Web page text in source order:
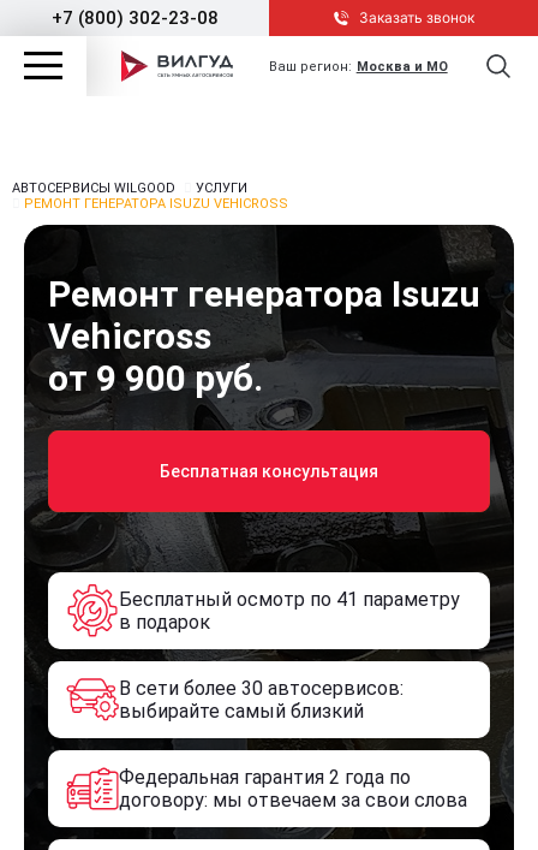
+7 (800) 302-23-08 Заказать звонок
Ваш регион: Москва и МО
АВТОСЕРВИСЫ WILGOOD
УСЛУГИ
РЕМОНТ ГЕНЕРАТОРА ISUZU VEHICROSS
Ремонт генератора Isuzu
Vehicross
от 9 900 руб.
Бесплатная консультация
Бесплатный осмотр по 41 параметру
в подарок
В сети более 30 автосервисов:
выбирайте самый близкий
Федеральная гарантия 2 года по
договору: мы отвечаем за свои слова